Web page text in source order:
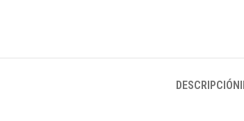
DESCRIPCIÓN